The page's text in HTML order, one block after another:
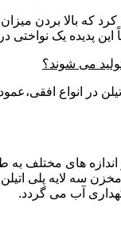
کرد که بالا بردن
پدیده یک نواختی
می شوند؟
در انواع
های مختلف به
سه لایه پلی
آب می گردد.